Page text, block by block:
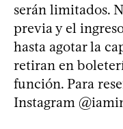
serán limitados.
previa y el
hasta agotar la
retiran en
función. Para
Instagram